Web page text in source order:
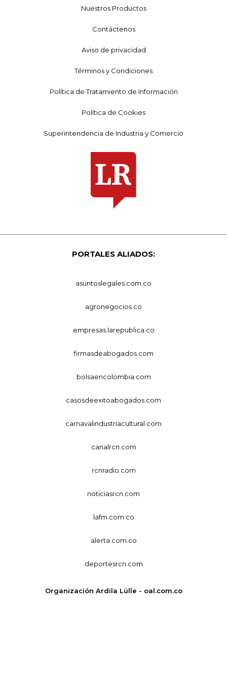
Nuestros Productos
Contáctenos
Aviso de privacidad
Términos y Condiciones
Política de Tratamiento de Información
Política de Cookies
Superintendencia de Industria y Comercio
PORTALES ALIADOS:
asuntoslegales.com.co
agronegocios.co
empresas.larepublica.co
firmasdeabogados.com
bolsaencolombia.com
casosdeexitoabogados.com
carnavalindustriacultural.com
canalrcn.com
rcnradio.com
noticiasrcn.com
lafm.com.co
alerta.com.co
deportesrcn.com
Organización Ardila Lülle - oal.com.co